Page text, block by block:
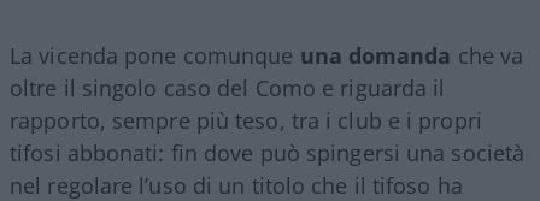
La vicenda pone comunque una domanda che va
oltre il singolo caso del Como e riguarda il
rapporto, sempre più teso, tra i club e i propri
tifosi abbonati: fin dove può spingersi una società
nel regolare l’uso di un titolo che il tifoso ha